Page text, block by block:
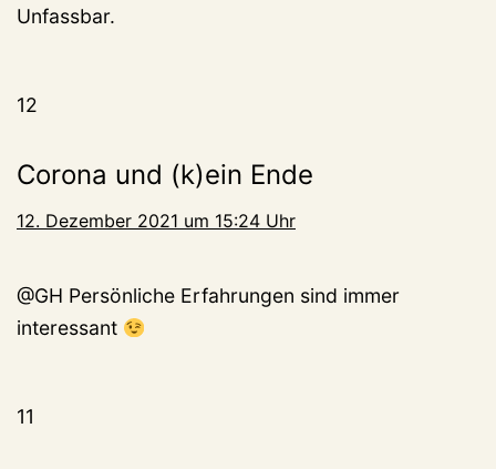
Unfassbar.
12
Corona und (k)ein Ende
12. Dezember 2021 um 15:24 Uhr
@GH Persönliche Erfahrungen sind immer
interessant
11